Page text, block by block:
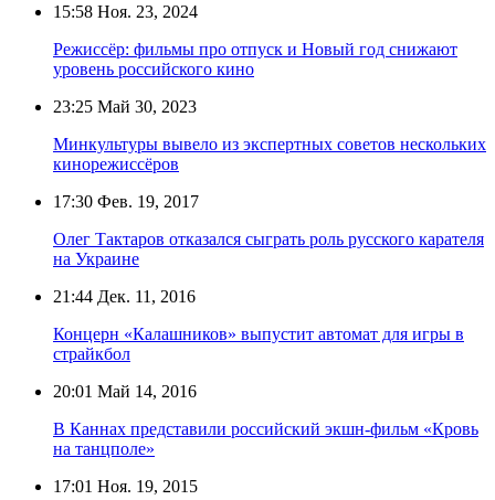
15:58 Ноя. 23, 2024
Режиссёр: фильмы про отпуск и Новый год снижают
уровень российского кино
23:25 Май 30, 2023
Минкультуры вывело из экспертных советов нескольких
кинорежиссёров
17:30 Фев. 19, 2017
Олег Тактаров отказался сыграть роль русского карателя
на Украине
21:44 Дек. 11, 2016
Концерн «Калашников» выпустит автомат для игры в
страйкбол
20:01 Май 14, 2016
В Каннах представили российский экшн-фильм «Кровь
на танцполе»
17:01 Ноя. 19, 2015